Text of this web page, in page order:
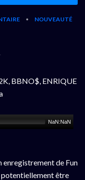
•
NOUVEAUTÉ
BBNO$, ENRIQUE
NaN:NaN
de Fun
potentiellement être